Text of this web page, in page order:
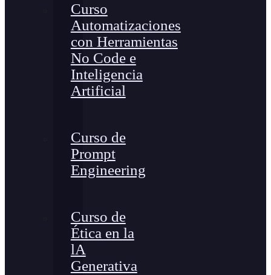
Curso
Automatizaciones
con Herramientas
No Code e
Inteligencia
Artificial
Curso de
Prompt
Engineering
Curso de
Ética en la
lA
Generativa